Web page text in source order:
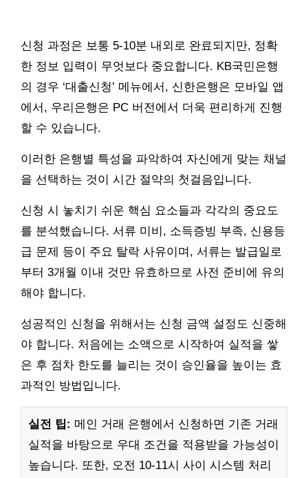
신청 과정은 보통 5-10분 내외로 완료되지만, 정확
한 정보 입력이 무엇보다 중요합니다. KB국민은행
의 경우 ‘대출신청’ 메뉴에서, 신한은행은 모바일 앱
에서, 우리은행은 PC 버전에서 더욱 편리하게 진행
할 수 있습니다.
이러한 은행별 특성을 파악하여 자신에게 맞는 채널
을 선택하는 것이 시간 절약의 첫걸음입니다.
신청 시 놓치기 쉬운 핵심 요소들과 각각의 중요도
를 분석했습니다. 서류 미비, 소득증빙 부족, 신용등
급 문제 등이 주요 탈락 사유이며, 서류는 발급일로
부터 3개월 이내 것만 유효하므로 사전 준비에 유의
해야 합니다.
성공적인 신청을 위해서는 신청 금액 설정도 신중해
야 합니다. 처음에는 소액으로 시작하여 실적을 쌓
은 후 점차 한도를 늘리는 것이 승인율을 높이는 효
과적인 방법입니다.
실전 팁: 메인 거래 은행에서 신청하면 기존 거래
실적을 바탕으로 우대 조건을 적용받을 가능성이
높습니다. 또한, 오전 10-11시 사이 시스템 처리